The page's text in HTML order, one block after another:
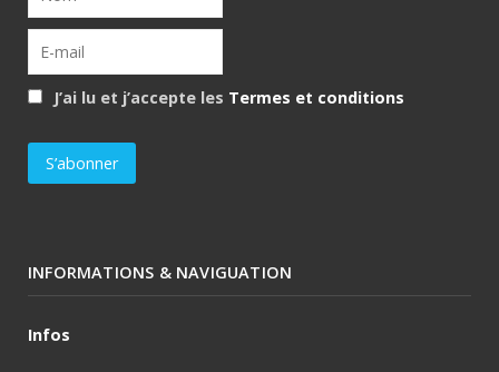
J’ai lu et j’accepte les Termes et conditions
INFORMATIONS & NAVIGUATION
Infos